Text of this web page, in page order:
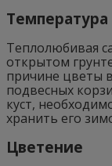
Температура
Теплолюбивая
открытом
причине цветы
подвесных
куст,
хранить его
Цветение